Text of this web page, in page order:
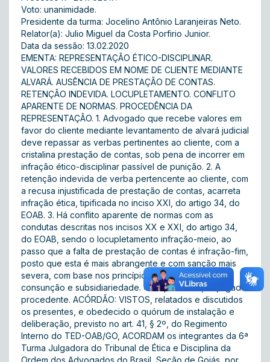
Voto: unanimidade.
Presidente da turma: Jocelino Antônio Laranjeiras Neto.
Relator(a): Julio Miguel da Costa Porfirio Junior.
Data da sessão: 13.02.2020
EMENTA: REPRESENTAÇÃO ÉTICO-DISCIPLINAR.
VALORES RECEBIDOS EM NOME DE CLIENTE MEDIANTE
ALVARÁ. AUSÊNCIA DE PRESTAÇÃO DE CONTAS.
RETENÇÃO INDEVIDA. LOCUPLETAMENTO. CONFLITO
APARENTE DE NORMAS. PROCEDÊNCIA DA
REPRESENTAÇÃO. 1. Advogado que recebe valores em
favor do cliente mediante levantamento de alvará judicial
deve repassar as verbas pertinentes ao cliente, com a
cristalina prestação de contas, sob pena de incorrer em
infração ético-disciplinar passível de punição. 2. A
retenção indevida de verba pertencente ao cliente, com
a recusa injustificada de prestação de contas, acarreta
infração ética, tipificada no inciso XXI, do artigo 34, do
EOAB. 3. Há conflito aparente de normas com as
condutas descritas nos incisos XX e XXI, do artigo 34,
do EOAB, sendo o locupletamento infração-meio, ao
passo que a falta de prestação de contas é infração-fim,
posto que esta é mais abrangente e com sanção mais
severa, com base nos princípios da especialidade,
consunção e subsidiariedade. 4. Representação julgada
procedente. ACÓRDÃO: VISTOS, relatados e discutidos
os presentes, e obedecido o quórum de instalação e
deliberação, previsto no art. 41, § 2º, do Regimento
Interno do TED-OAB/GO, ACORDAM os integrantes da 6ª
Turma Julgadora do Tribunal de Ética e Disciplina da
Ordem dos Advogados do Brasil, Seção de Goiás, por